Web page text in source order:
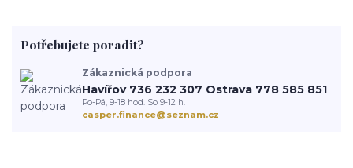
Potřebujete poradit?
Zákaznická podpora
Havířov 736 232 307 Ostrava 778 585 851
Po-Pá, 9-18 hod. So 9-12 h.
casper.finance@seznam.cz